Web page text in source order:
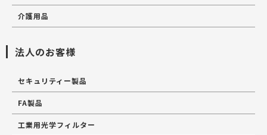
介護用品
法人のお客様
セキュリティー製品
FA製品
工業用光学フィルター